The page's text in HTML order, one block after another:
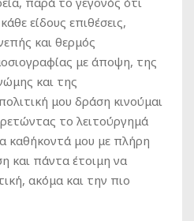
είδους επιθέσεις,
και θερμός
με άποψη, της
και της
μου δράση κινούμαι
το λειτούργημά
καθήκοντά μου με πλήρη
και πάντα έτοιμη να
ακόμα και την πιο